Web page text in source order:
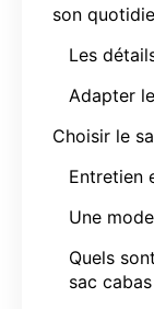
son
Les
Adapter
Choisir le
Entretien
Une
Quels
sac